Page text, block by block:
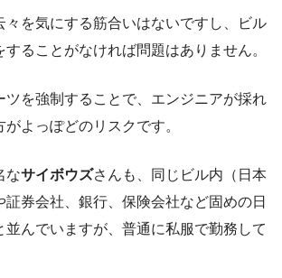
々を気にする筋合いはないですし、ビル
ることがなければ問題はありません。
ツを強制することで、エンジニアが採れ
よっぽどのリスクです。
なサイボウズさんも、同じビル内（日本
証券会社、銀行、保険会社など固めの日
並んでいますが、普通に私服で勤務して